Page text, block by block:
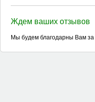
Ждем ваших отзывов
Мы будем благодарны Вам за